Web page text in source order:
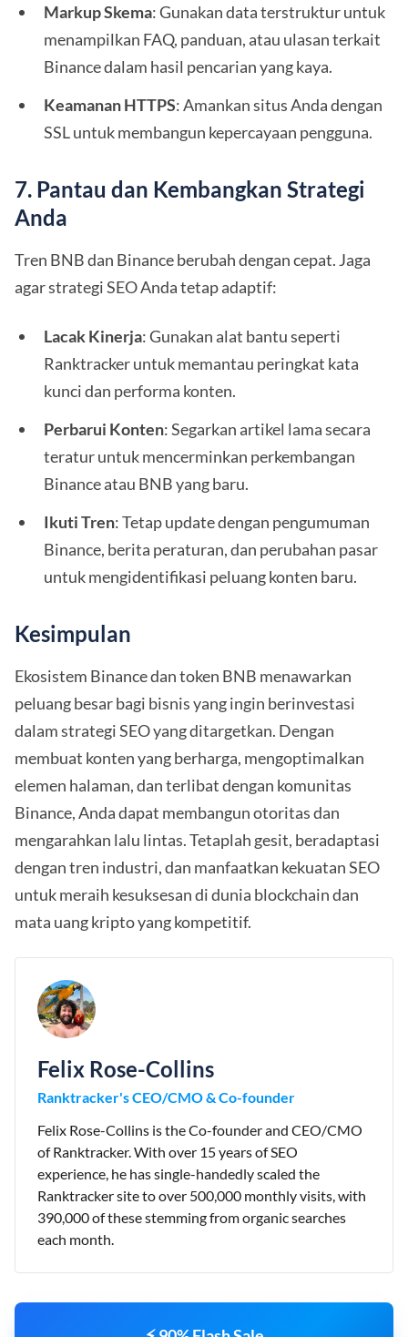
Markup Skema: Gunakan data terstruktur untuk
menampilkan FAQ, panduan, atau ulasan terkait
Binance dalam hasil pencarian yang kaya.
Keamanan HTTPS: Amankan situs Anda dengan
SSL untuk membangun kepercayaan pengguna.
7. Pantau dan Kembangkan Strategi
Anda
Tren BNB dan Binance berubah dengan cepat. Jaga
agar strategi SEO Anda tetap adaptif:
Lacak Kinerja: Gunakan alat bantu seperti
Ranktracker untuk memantau peringkat kata
kunci dan performa konten.
Perbarui Konten: Segarkan artikel lama secara
teratur untuk mencerminkan perkembangan
Binance atau BNB yang baru.
Ikuti Tren: Tetap update dengan pengumuman
Binance, berita peraturan, dan perubahan pasar
untuk mengidentifikasi peluang konten baru.
Kesimpulan
Ekosistem Binance dan token BNB menawarkan
peluang besar bagi bisnis yang ingin berinvestasi
dalam strategi SEO yang ditargetkan. Dengan
membuat konten yang berharga, mengoptimalkan
elemen halaman, dan terlibat dengan komunitas
Binance, Anda dapat membangun otoritas dan
mengarahkan lalu lintas. Tetaplah gesit, beradaptasi
dengan tren industri, dan manfaatkan kekuatan SEO
untuk meraih kesuksesan di dunia blockchain dan
mata uang kripto yang kompetitif.
Felix Rose-Collins
Ranktracker's CEO/CMO & Co-founder
Felix Rose-Collins is the Co-founder and CEO/CMO
of Ranktracker. With over 15 years of SEO
experience, he has single-handedly scaled the
Ranktracker site to over 500,000 monthly visits, with
390,000 of these stemming from organic searches
each month.